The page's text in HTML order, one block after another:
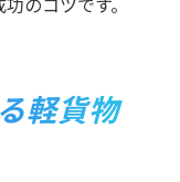
軽貨物